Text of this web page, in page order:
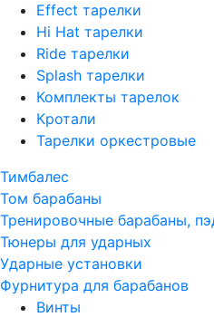
Effect тарелки
Hi Hat тарелки
Ride тарелки
Splash тарелки
Комплекты тарелок
Кротали
Тарелки оркестровые
Тимбалес
Том барабаны
Тренировочные барабаны,
Тюнеры для ударных
Ударные установки
Фурнитура для барабанов
Винты